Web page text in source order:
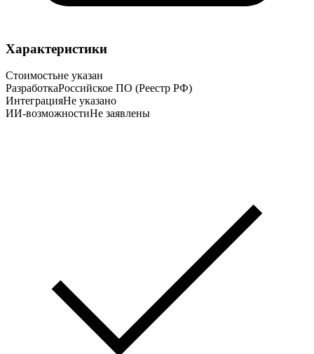
Характеристики
Стоимостьне указан
РазработкаРоссийское ПО (Реестр РФ)
ИнтеграцияНе указано
ИИ-возможностиНе заявлены